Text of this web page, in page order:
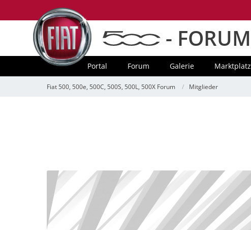
- FORUM
Portal Forum Galerie Marktplatz
Fiat 500, 500e, 500C, 500S, 500L, 500X Forum Mitglieder